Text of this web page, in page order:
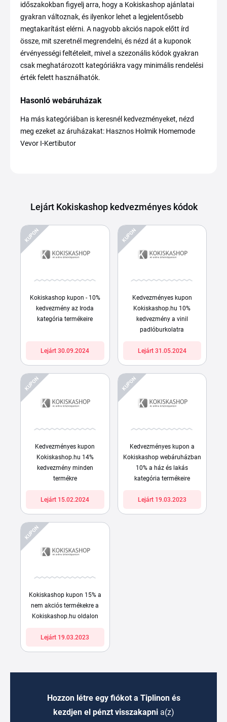
időszakokban figyelj arra, hogy a Kokiskashop ajánlatai
gyakran változnak, és ilyenkor lehet a legjelentősebb
megtakarítást elérni. A nagyobb akciós napok előtt írd
össze, mit szeretnél megrendelni, és nézd át a kuponok
érvényességi feltételeit, mivel a szezonális kódok gyakran
csak meghatározott kategóriákra vagy minimális rendelési
érték felett használhatók.
Hasonló webáruházak
Ha más kategóriában is keresnél kedvezményeket, nézd
meg ezeket az áruházakat: Hasznos Holmik Homemode
Vevor I-Kertibutor
Lejárt Kokiskashop kedvezményes kódok
KUPON
Kokiskashop kupon - 10%
kedvezmény az Iroda
kategória termékeire
Lejárt 30.09.2024
KUPON
Kedvezményes kupon
Kokiskashop.hu 10%
kedvezmény a vinil
padlóburkolatra
Lejárt 31.05.2024
KUPON
Kedvezményes kupon
Kokiskashop.hu 14%
kedvezmény minden
termékre
Lejárt 15.02.2024
KUPON
Kedvezményes kupon a
Kokiskashop webáruházban
10% a ház és lakás
kategória termékeire
Lejárt 19.03.2023
KUPON
Kokiskashop kupon 15% a
nem akciós termékekre a
Kokiskashop.hu oldalon
Lejárt 19.03.2023
Hozzon létre egy fiókot a Tiplinon és
kezdjen el pénzt visszakapni a(z)